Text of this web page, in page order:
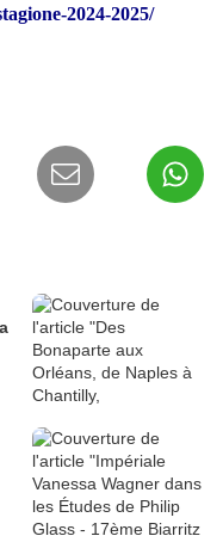
2024-2025/